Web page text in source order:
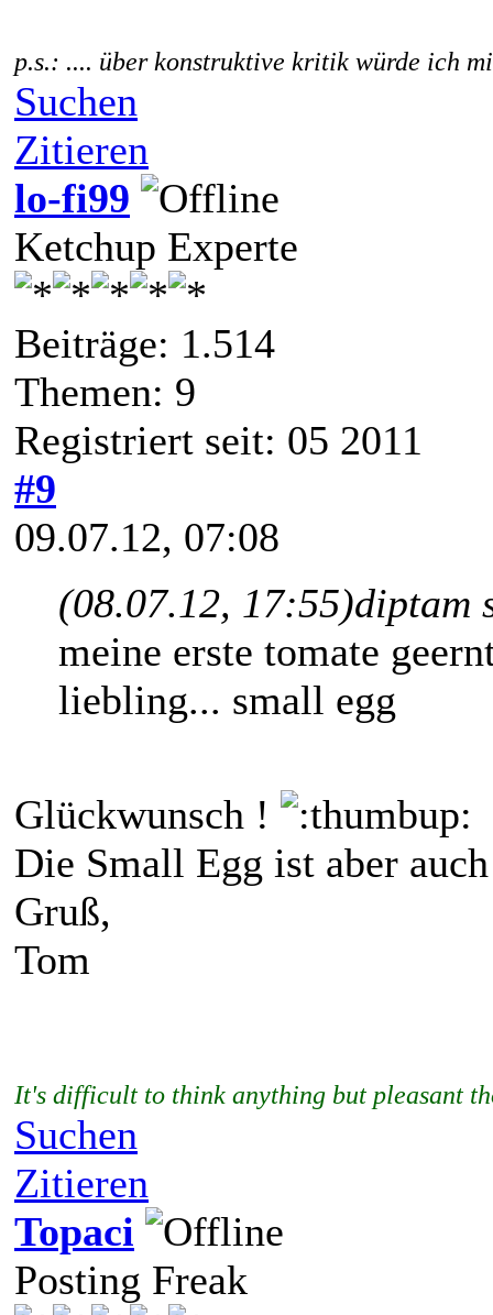
p.s.: .... über konstruktive kritik würde ich
Suchen
Zitieren
lo-fi99
Ketchup Experte
Beiträge: 1.514
Themen: 9
Registriert seit: 05 2011
#9
09.07.12, 07:08
(08.07.12, 17:55)diptam
meine erste tomate
liebling... small egg
Glückwunsch !
Die Small Egg ist aber
Gruß,
Tom
It's difficult to think anything but pleasant
Suchen
Zitieren
Topaci
Posting Freak